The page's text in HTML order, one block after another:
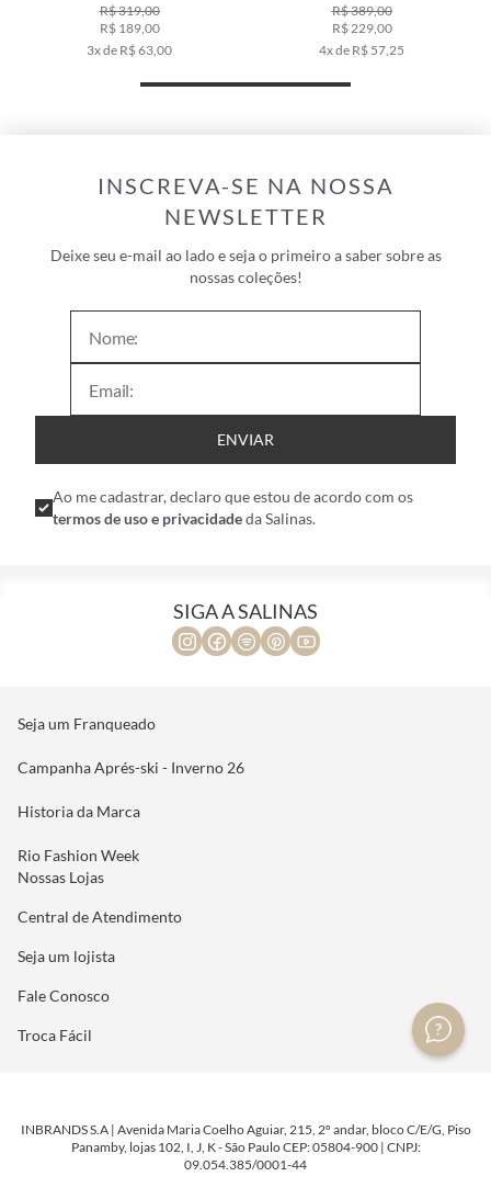
R$ 319,00
R$ 189,00
3x de R$ 63,00
R$ 389,00
R$ 229,00
4x de R$ 57,25
INSCREVA-SE NA NOSSA
NEWSLETTER
Deixe seu e-mail ao lado e seja o primeiro a saber sobre as
nossas coleções!
ENVIAR
Ao me cadastrar, declaro que estou de acordo com os
termos de uso e privacidadeda Salinas.
SIGA A SALINAS
Seja um Franqueado
Campanha Aprés-ski - Inverno 26
Historia da Marca
Rio Fashion Week
Nossas Lojas
Central de Atendimento
Seja um lojista
Fale Conosco
Troca Fácil
INBRANDS S.A | Avenida Maria Coelho Aguiar, 215, 2º andar, bloco C/E/G, Piso
Panamby, lojas 102, I, J, K - São Paulo CEP: 05804-900 | CNPJ:
09.054.385/0001-44